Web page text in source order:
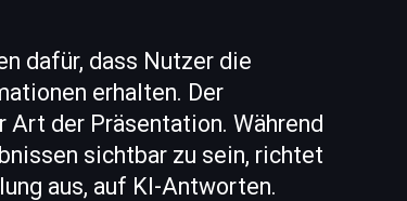
dafür, dass Nutzer die
erhalten. Der
der Präsentation. Während
sichtbar zu sein, richtet
aus, auf KI-Antworten.